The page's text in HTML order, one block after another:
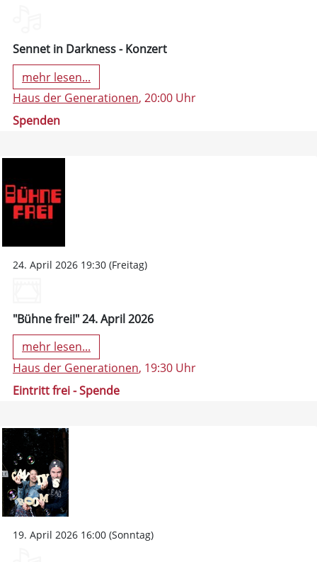
Sennet in Darkness - Konzert
mehr lesen...
Haus der Generationen, 20:00 Uhr
Spenden
24. April 2026 19:30 (Freitag)
"Bühne frei!" 24. April 2026
mehr lesen...
Haus der Generationen, 19:30 Uhr
Eintritt frei - Spende
19. April 2026 16:00 (Sonntag)